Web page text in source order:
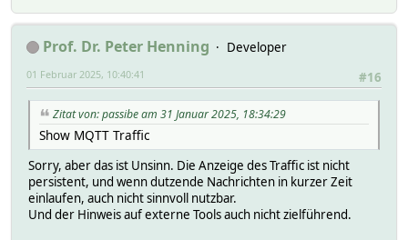
MQTTBridge:weconnect/vehicles/<VIN>/domains/
MQTTBridge:weconnect/vehicles/<VIN>/domains/
MQTTBridge:weconnect/vehicles/<VIN>/domains/
MQTTBridge:weconnect/vehicles/<VIN>/domains/
MQTTBridge:weconnect/vehicles/<VIN>/domains/
MQTTBridge:weconnect/vehicles/<VIN>/domains/
MQTTBridge:weconnect/vehicles/<VIN>/domains/
MQTTBridge:weconnect/vehicles/<VIN>/domains/
MQTTBridge:weconnect/vehicles/<VIN>/domains/
MQTTBridge:weconnect/vehicles/<VIN>/domains/
MQTTBridge:weconnect/vehicles/<VIN>/domains/
MQTTBridge:weconnect/vehicles/<VIN>/domains/
MQTTBridge:weconnect/vehicles/<VIN>/domains/
Prof. Dr. Peter Henning
Developer
#16
01 Februar 2025, 10:40:41
Zitat von: passibe am 31 Januar 2025, 18:34:29
Show MQTT Traffic
Sorry, aber das ist Unsinn. Die Anzeige des Traffic ist nicht
persistent, und wenn dutzende Nachrichten in kurzer Zeit
einlaufen, auch nicht sinnvoll nutzbar.
Und der Hinweis auf externe Tools auch nicht zielführend.